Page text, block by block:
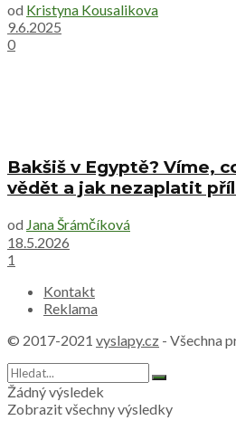
od Kristyna Kousalikova
9.6.2025
0
Bakšiš v Egyptě? Víme,
vědět a jak nezaplatit
od Jana Šrámčíková
18.5.2026
1
Kontakt
Reklama
© 2017-2021 vyslapy.cz - Všechna
Žádný výsledek
Zobrazit všechny výsledky